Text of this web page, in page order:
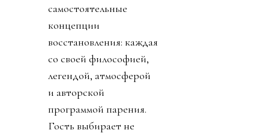
самостоятельные
концепции
восстановления: каждая
со своей философией,
легендой, атмосферой
и авторской
программой парения.
Гость выбирает не